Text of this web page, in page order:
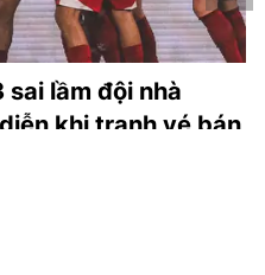
sai lầm đội nhà
khi tranh vé bán